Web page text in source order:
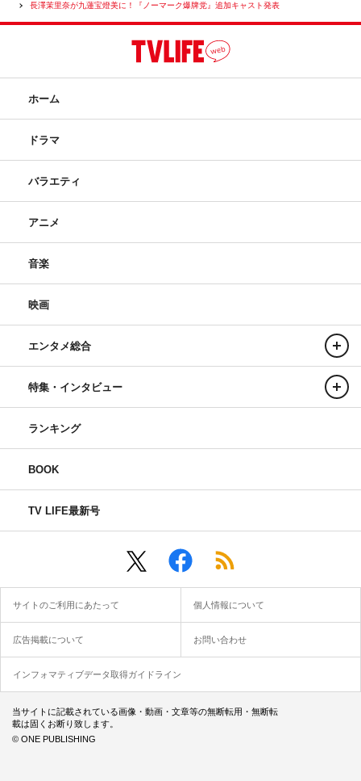
長澤茉里奈が九蓮宝燈美に！『ノーマーク爆牌党』追加キャスト発表
ホーム
ドラマ
バラエティ
アニメ
音楽
映画
エンタメ総合
特集・インタビュー
ランキング
BOOK
TV LIFE最新号
サイトのご利用にあたって 個人情報について
広告掲載について お問い合わせ
インフォマティブデータ取得ガイドライン
当サイトに記載されている画像・動画・文章等の無断転用・無断転
載は固くお断り致します。
© ONE PUBLISHING